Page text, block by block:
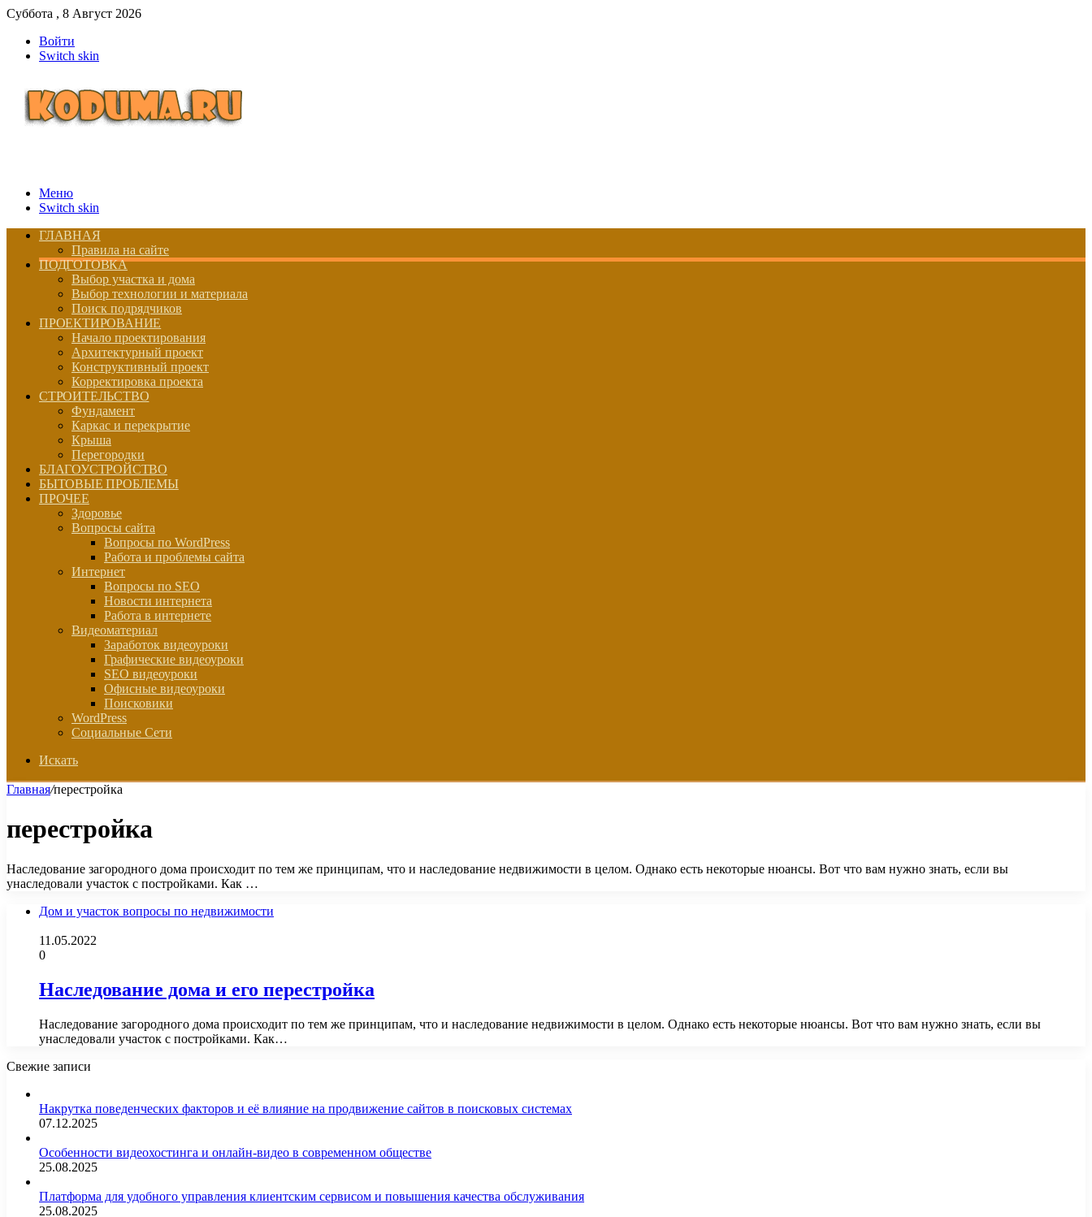
Суббота , 8 Август 2026
Войти
Switch skin
Меню
Switch skin
ГЛАВНАЯ
Правила на сайте
ПОДГОТОВКА
Выбор участка и дома
Выбор технологии и материала
Поиск подрядчиков
ПРОЕКТИРОВАНИЕ
Начало проектирования
Архитектурный проект
Конструктивный проект
Корректировка проекта
СТРОИТЕЛЬСТВО
Фундамент
Каркас и перекрытие
Крыша
Перегородки
БЛАГОУСТРОЙСТВО
БЫТОВЫЕ ПРОБЛЕМЫ
ПРОЧЕЕ
Здоровье
Вопросы сайта
Вопросы по WordPress
Работа и проблемы сайта
Интернет
Вопросы по SEO
Новости интернета
Работа в интернете
Видеоматериал
Заработок видеоуроки
Графические видеоуроки
SEO видеоуроки
Офисные видеоуроки
Поисковики
WordPress
Социальные Сети
Искать
Главная/перестройка
перестройка
Наследование загородного дома происходит по тем же принципам, что и наследование недвижимости в целом. Однако есть некоторые нюансы. Вот что вам нужно знать, если вы
унаследовали участок с постройками. Как …
Дом и участок вопросы по недвижимости
11.05.2022
0
Наследование дома и его перестройка
Наследование загородного дома происходит по тем же принципам, что и наследование недвижимости в целом. Однако есть некоторые нюансы. Вот что вам нужно знать, если вы
унаследовали участок с постройками. Как…
Свежие записи
Накрутка поведенческих факторов и её влияние на продвижение сайтов в поисковых системах
07.12.2025
Особенности видеохостинга и онлайн-видео в современном обществе
25.08.2025
Платформа для удобного управления клиентским сервисом и повышения качества обслуживания
25.08.2025